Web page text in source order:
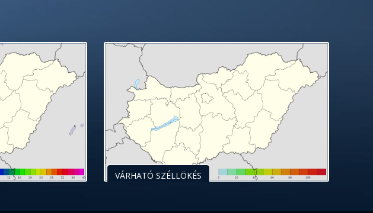
VÁRHATÓ SZÉLLÖKÉS